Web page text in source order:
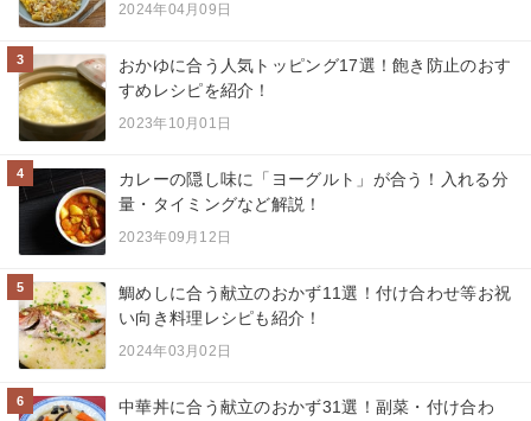
2024年04月09日
3
おかゆに合う人気トッピング17選！飽き防止のおす
すめレシピを紹介！
2023年10月01日
4
カレーの隠し味に「ヨーグルト」が合う！入れる分
量・タイミングなど解説！
2023年09月12日
5
鯛めしに合う献立のおかず11選！付け合わせ等お祝
い向き料理レシピも紹介！
2024年03月02日
6
中華丼に合う献立のおかず31選！副菜・付け合わ